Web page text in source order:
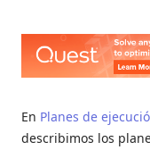
En Planes de
describimos los